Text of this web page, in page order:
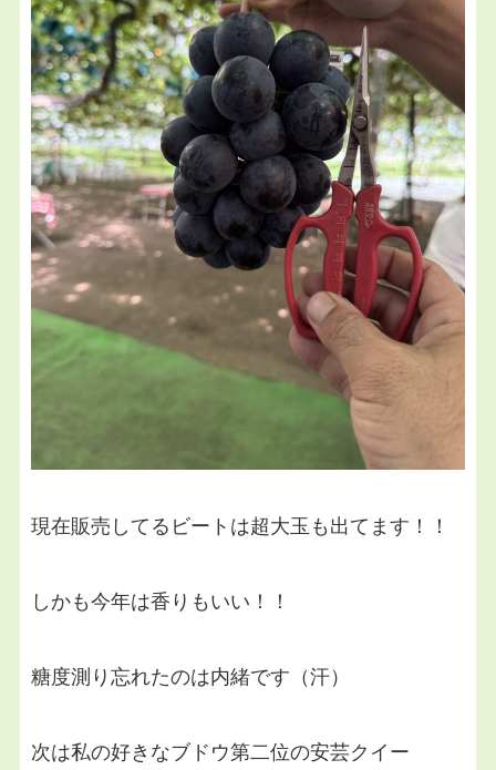
現在販売してるビートは超大玉も出てます！！
しかも今年は香りもいい！！
糖度測り忘れたのは内緒です（汗）
次は私の好きなブドウ第二位の安芸クイー